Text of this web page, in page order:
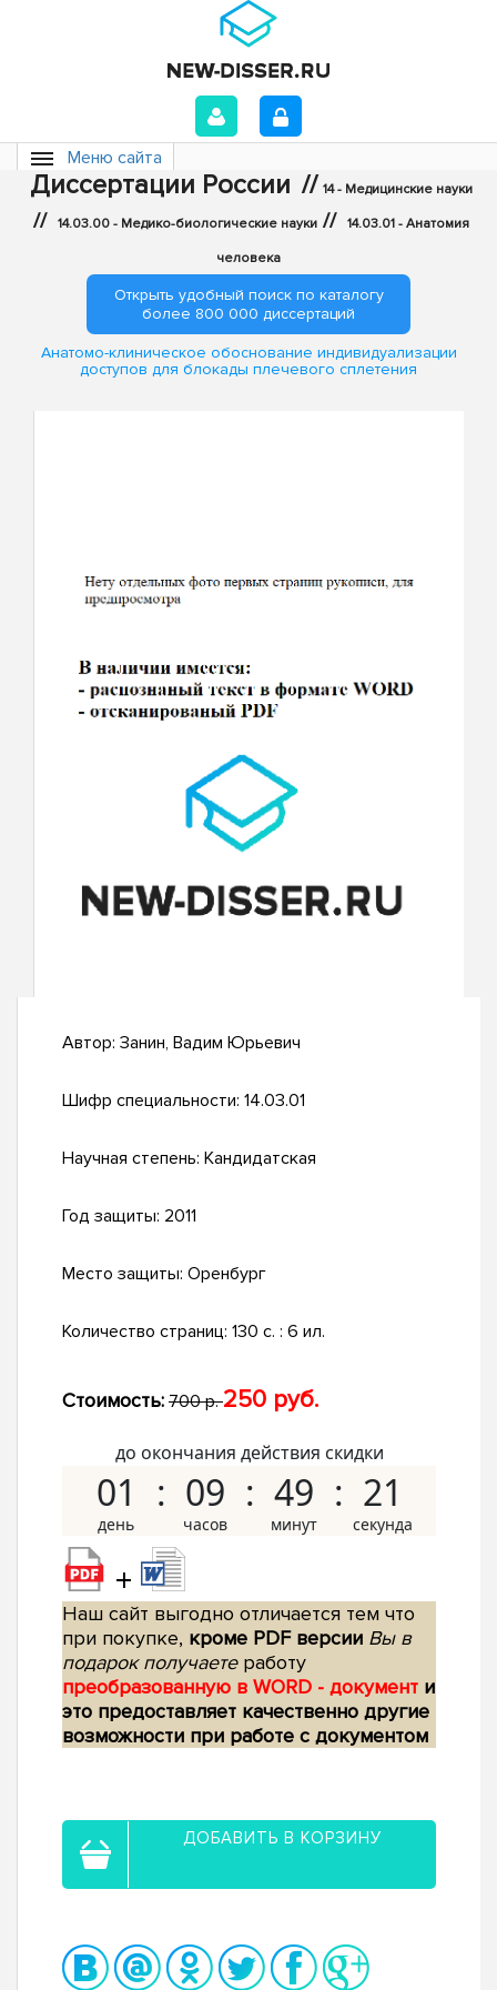
Меню сайта
Диссертации России // 14 - Медицинские науки
// 14.03.00 - Медико-биологические науки // 14.03.01 - Анатомия
человека
Открыть удобный поиск по каталогу
более 800 000 диссертаций
Анатомо-клиническое обоснование индивидуализации
доступов для блокады плечевого сплетения
Автор: Занин, Вадим Юрьевич
Шифр специальности: 14.03.01
Научная степень: Кандидатская
Год защиты: 2011
Место защиты: Оренбург
Количество страниц: 130 с. : 6 ил.
Стоимость: 700 р.250 руб.
до окончания действия скидки
01 09 49 20
+
Наш сайт выгодно отличается тем что
при покупке, кроме PDF версии Вы в
подарок получаетеработу
преобразованную в WORD - документ и
это предоставляет качественно другие
возможности при работе с документом
ДОБАВИТЬ В КОРЗИНУ